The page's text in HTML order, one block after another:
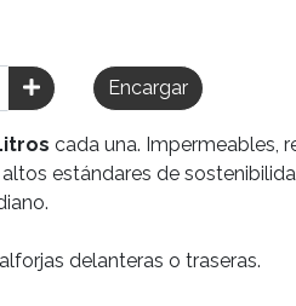
Encargar
cada una. Impermeables,
estándares de
delanteras o traseras.